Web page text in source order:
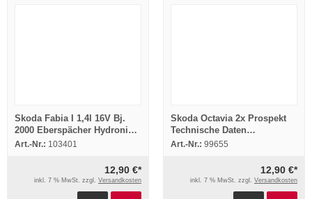
Skoda Fabia I 1,4l 16V Bj.
2000 Eberspächer Hydronic
B4WSC Einbau
Art.-Nr.: 103401
12,90 €*
inkl. 7 % MwSt. zzgl. Versandkosten
Skoda Octavia 2x Prospekt
Technische Daten
Ausstattung Preise 1997/99
Art.-Nr.: 99655
12,90 €*
inkl. 7 % MwSt. zzgl. Versandkosten